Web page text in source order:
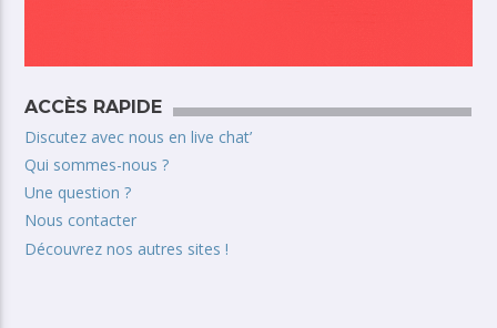
ACCÈS RAPIDE
Discutez avec nous en live chat’
Qui sommes-nous ?
Une question ?
Nous contacter
Découvrez nos autres sites !